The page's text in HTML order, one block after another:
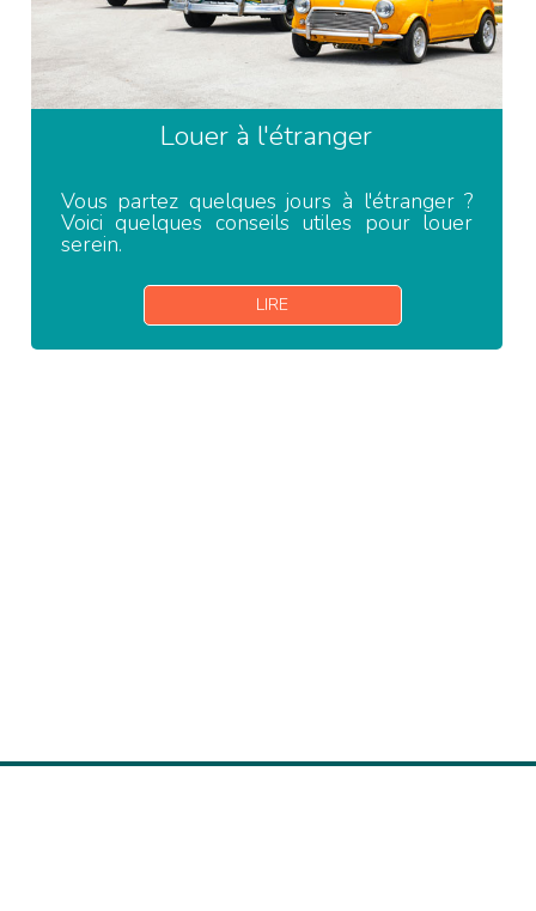
Louer à l'étranger
Vous partez quelques jours à l'étranger ?
Voici quelques conseils utiles pour louer
serein.
LIRE